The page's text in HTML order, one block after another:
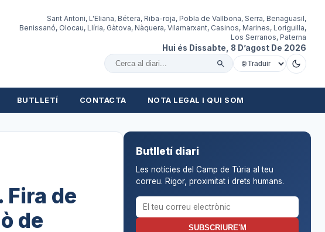
Sant Antoni, L'Eliana, Bétera, Riba-roja, Pobla de Vallbona, Serra, Benaguasil,
Benissanó, Olocau, Llíria, Gàtova, Nàquera, Vilamarxant, Casinos, Marines, Loriguilla,
Los Serranos, Paterna
Hui és Dissabte, 8 D’agost De 2026
Cercar al diari
BUTLLETÍ CONTACTA NOTA LEGAL I QUI SOM
Fira de
de
Butlletí diari
Les notícies del Camp de Túria al teu
correu. Rigor, proximitat i drets humans.
Correu electrònic per al butlletí
SUBSCRIURE'M